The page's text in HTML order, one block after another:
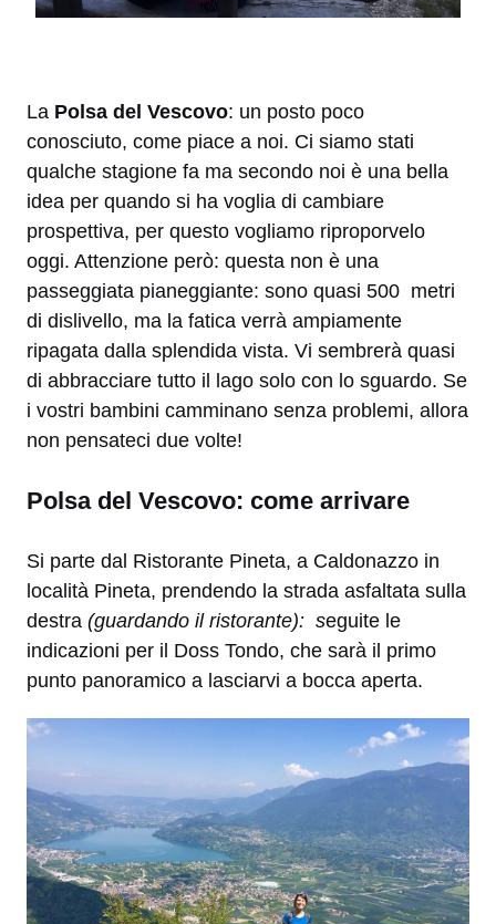
La Polsa del Vescovo: un posto poco
conosciuto, come piace a noi. Ci siamo stati
qualche stagione fa ma secondo noi è una bella
idea per quando si ha voglia di cambiare
prospettiva, per questo vogliamo riproporvelo
oggi. Attenzione però: questa non è una
passeggiata pianeggiante: sono quasi 500 metri
di dislivello, ma la fatica verrà ampiamente
ripagata dalla splendida vista. Vi sembrerà quasi
di abbracciare tutto il lago solo con lo sguardo. Se
i vostri bambini camminano senza problemi, allora
non pensateci due volte!
Polsa del Vescovo: come arrivare
Si parte dal Ristorante Pineta, a Caldonazzo in
località Pineta, prendendo la strada asfaltata sulla
destra (guardando il ristorante): seguite le
indicazioni per il Doss Tondo, che sarà il primo
punto panoramico a lasciarvi a bocca aperta.